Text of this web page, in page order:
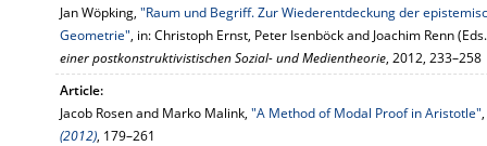
Jan Wöpking, "Raum und Begriff. Zur Wiederentdeckung der
Geometrie", in: Christoph Ernst, Peter Isenböck and Joachim Renn
einer postkonstruktivistischen Sozial- und Medientheorie, 2012, 233–258
Article:
Jacob Rosen and Marko Malink, "A Method of Modal Proof in Aristotle"
(2012), 179–261